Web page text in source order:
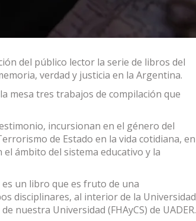
del público lector la serie de libros del
verdad y justicia en la Argentina.
mesa tres trabajos de compilación que
incursionan en el género del
de Estado en la vida cotidiana, en
ámbito del sistema educativo y la
es un libro que es fruto de una
disciplinares, al interior de la Universidad
nuestra Universidad (FHAyCS) de UADER.